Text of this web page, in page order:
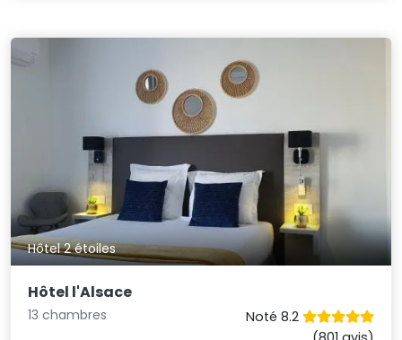
Hôtel 2 étoiles
Hôtel l'Alsace
13 chambres
Noté 8.2